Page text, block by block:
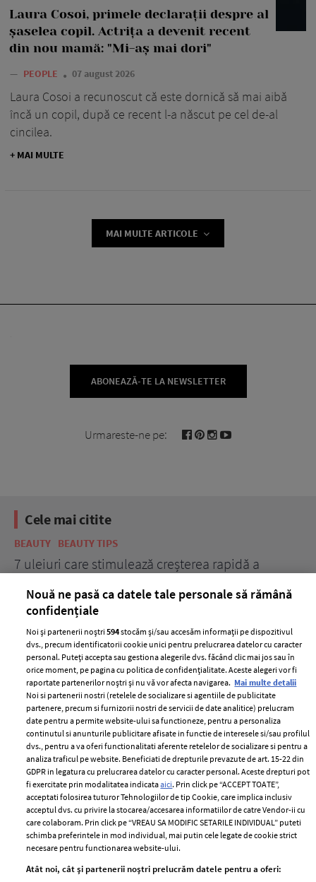
Laura Cosoi, primele declarații despre al
șaselea copil. Actrița a devenit recent
din nou mamă: "Mi-aș mai dori"
— PEOPLE 07 august 2026
Laura Cosoi a recunoscut că este dornică să mai aibă
încă un copil, după ce recent l-a născut pe cel de-al
cincilea.
+ MAI MULTE
MAI MULTE ARTICOLE
ABONEAZĂ-TE LA NEWSLETTER
Urmareste-ne pe:
Cele mai citite
BEAUTY BEAUTY TIPS
7 uleiuri care stimulează creșterea rapidă a
ELLE Style Awards
2024
Despre ELLE
Romania
Contact
Abonamente
Termeni si conditii
Politica de
confidențialitate
Politica de cookies
Publicitate
femei
Nouă ne pasă ca datele tale personale să rămână
confidențiale
Noi și partenerii noștri594stocăm și/sau accesăm informații pe dispozitivul
dvs., precum identificatorii cookie unici pentru prelucrarea datelor cu caracter
personal. Puteți accepta sau gestiona alegerile dvs. făcând clic mai jos sau în
orice moment, pe pagina cu politica de confidențialitate. Aceste alegeri vor fi
raportate partenerilor noștri și nu vă vor afecta navigarea. Mai multe detalii
Noi si partenerii nostri (retelele de socializare si agentiile de publicitate
partenere, precum si furnizorii nostri de servicii de date analitice) prelucram
date pentru a permite website-ului sa functioneze, pentru a personaliza
continutul si anunturile publicitare afisate in functie de interesele si/sau profilul
dvs., pentru a va oferi functionalitati aferente retelelor de socializare si pentru a
analiza traficul pe website. Beneficiati de drepturile prevazute de art. 15-22 din
GDPR in legatura cu prelucrarea datelor cu caracter personal. Aceste drepturi pot
fi exercitate prin modalitatea indicataaici. Prin click pe “ACCEPT TOATE”,
acceptati folosirea tuturor Tehnologiilor de tip Cookie, care implica inclusiv
acceptul dvs. cu privire la stocarea/accesarea informatiilor de catre Vendor-ii cu
care colaboram. Prin click pe “VREAU SA MODIFIC SETARILE INDIVIDUAL” puteti
schimba preferintele in mod individual, mai putin cele legate de cookie strict
necesare pentru functionarea website-ului.
Atât noi, cât și partenerii noștri prelucrăm datele pentru a oferi: